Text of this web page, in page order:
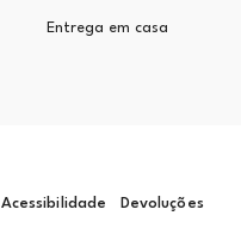
Entrega em casa
Acessibilidade Devoluções